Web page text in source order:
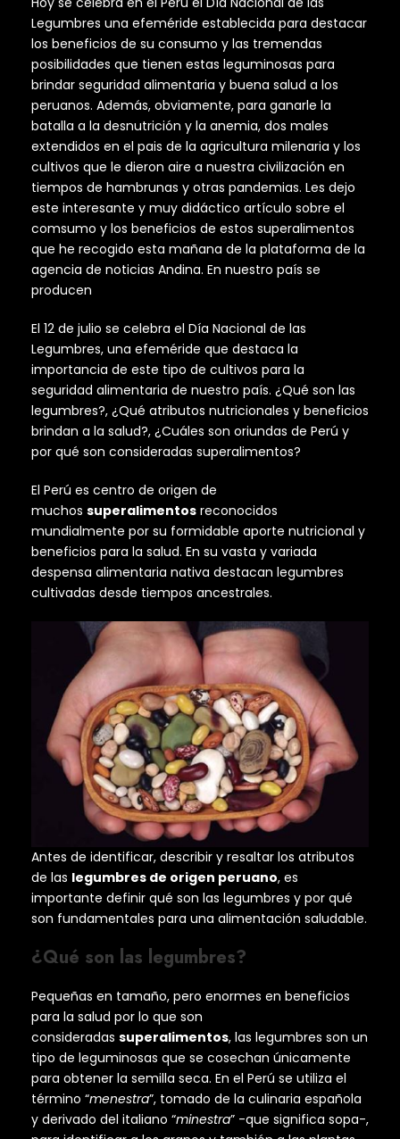
Legumbres una efeméride establecida para destacar
los beneficios de su consumo y las tremendas
posibilidades que tienen estas leguminosas para
brindar seguridad alimentaria y buena salud a los
peruanos. Además, obviamente, para ganarle la
batalla a la desnutrición y la anemia, dos males
extendidos en el pais de la agricultura milenaria y los
cultivos que le dieron aire a nuestra civilización en
tiempos de hambrunas y otras pandemias. Les dejo
este interesante y muy didáctico artículo sobre el
comsumo y los beneficios de estos superalimentos
que he recogido esta mañana de la plataforma de la
agencia de noticias Andina. En nuestro país se
producen
El 12 de julio se celebra el Día Nacional de las
Legumbres, una efeméride que destaca la
importancia de este tipo de cultivos para la
seguridad alimentaria de nuestro país. ¿Qué son las
legumbres?, ¿Qué atributos nutricionales y beneficios
brindan a la salud?, ¿Cuáles son oriundas de Perú y
por qué son consideradas superalimentos?
El Perú es centro de origen de
muchos superalimentos reconocidos
mundialmente por su formidable aporte nutricional y
beneficios para la salud. En su vasta y variada
despensa alimentaria nativa destacan legumbres
cultivadas desde tiempos ancestrales.
Antes de identificar, describir y resaltar los atributos
de las legumbres de origen peruano, es
importante definir qué son las legumbres y por qué
son fundamentales para una alimentación saludable.
¿Qué son las legumbres?
Pequeñas en tamaño, pero enormes en beneficios
para la salud por lo que son
consideradas superalimentos, las legumbres son un
tipo de leguminosas que se cosechan únicamente
para obtener la semilla seca. En el Perú se utiliza el
término “menestra”, tomado de la culinaria española
y derivado del italiano “minestra” -que significa sopa-,